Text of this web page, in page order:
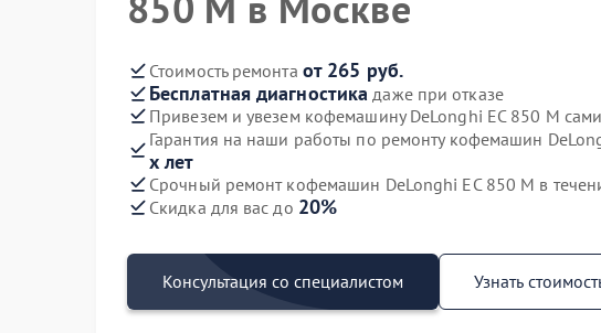
Стоимость ремонта от 265 руб.
Бесплатная диагностика даже при отказе
Привезем и увезем кофемашину DeLonghi EC 850 M сами
Гарантия на наши работы по ремонту кофемашин
х лет
Срочный ремонт кофемашин DeLonghi EC 850 M в
Скидка для вас до 20%
Консультация со специалистом Узнать